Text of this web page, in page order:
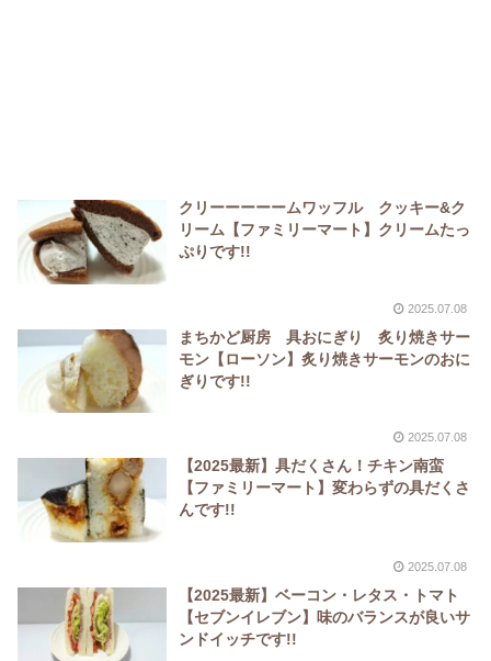
クリーーーーームワッフル クッキー&ク
リーム【ファミリーマート】クリームたっ
ぷりです!!
2025.07.08
まちかど厨房 具おにぎり 炙り焼きサー
モン【ローソン】炙り焼きサーモンのおに
ぎりです!!
2025.07.08
【2025最新】具だくさん！チキン南蛮
【ファミリーマート】変わらずの具だくさ
んです!!
2025.07.08
【2025最新】ベーコン・レタス・トマト
【セブンイレブン】味のバランスが良いサ
ンドイッチです!!